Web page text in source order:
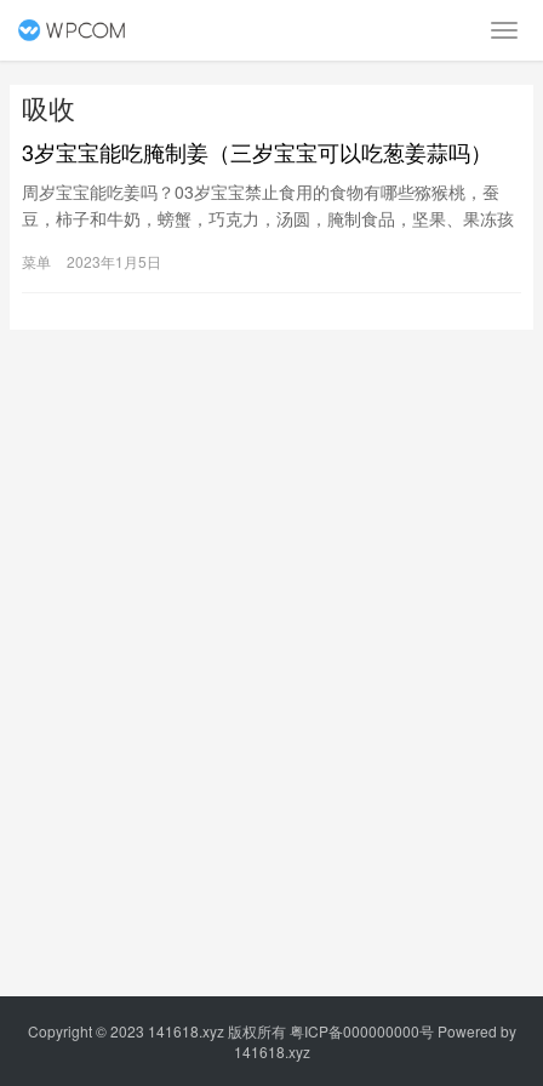
吸收
3岁宝宝能吃腌制姜（三岁宝宝可以吃葱姜蒜吗）
周岁宝宝能吃姜吗？03岁宝宝禁止食用的食物有哪些猕猴桃，蚕
豆，柿子和牛奶，螃蟹，巧克力，汤圆，腌制食品，坚果、果冻孩
不注意很容易引起窒息。花生、瓜子、松子等坚果；果冻、口香
菜单 2023年1月5日
Copyright © 2023 141618.xyz版权所有粤ICP备000000000号Powered by
141618.xyz